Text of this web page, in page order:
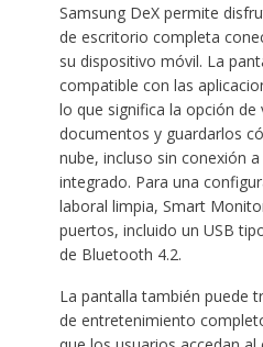
Samsung DeX permite
de escritorio completa
su dispositivo móvil. La
compatible con las
lo que significa la opción de
documentos y guardarlos
nube, incluso sin conexión
integrado. Para una
laboral limpia, Smart
puertos, incluido un USB
de Bluetooth 4.2.
La pantalla también puede
de entretenimiento